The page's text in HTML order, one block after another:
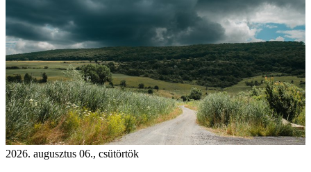
2026. augusztus 06., csütörtök